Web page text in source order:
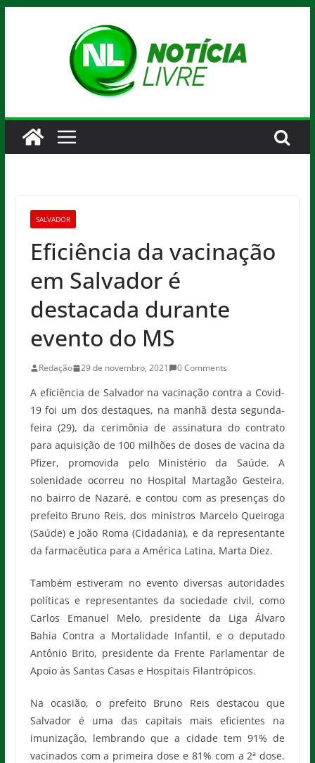
SALVADOR
Eficiência da vacinação
em Salvador é
destacada durante
evento do MS
Redação 29 de novembro, 2021 0 Comments
A eficiência de Salvador na vacinação contra a Covid-
19 foi um dos destaques, na manhã desta segunda-
feira (29), da cerimônia de assinatura do contrato
para aquisição de 100 milhões de doses de vacina da
Pfizer, promovida pelo Ministério da Saúde. A
solenidade ocorreu no Hospital Martagão Gesteira,
no bairro de Nazaré, e contou com as presenças do
prefeito Bruno Reis, dos ministros Marcelo Queiroga
(Saúde) e João Roma (Cidadania), e da representante
da farmacêutica para a América Latina, Marta Diez.
Também estiveram no evento diversas autoridades
políticas e representantes da sociedade civil, como
Carlos Emanuel Melo, presidente da Liga Álvaro
Bahia Contra a Mortalidade Infantil, e o deputado
Antônio Brito, presidente da Frente Parlamentar de
Apoio às Santas Casas e Hospitais Filantrópicos.
Na ocasião, o prefeito Bruno Reis destacou que
Salvador é uma das capitais mais eficientes na
imunização, lembrando que a cidade tem 91% de
vacinados com a primeira dose e 81% com a 2ª dose.